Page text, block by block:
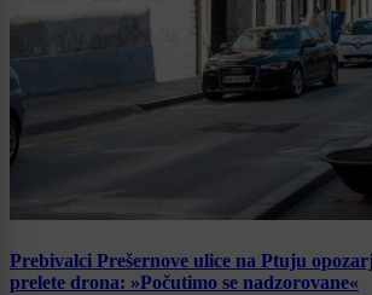
Prebivalci Prešernove ulice na Ptuju
prelete drona: »Počutimo se nadzorovane«